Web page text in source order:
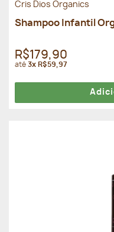
Cris Dios Organics
Shampoo Infantil
R$179,90
até3x R$59,97